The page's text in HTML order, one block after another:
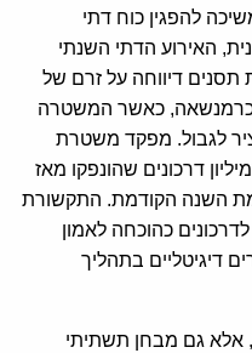
להפגין כוח דתי
האירוע הדתי השנתי
תסנים דיווחה על זרם של
כרמנשאה, כאשר המשטרה
לגבול. מפקד משטרת
דרכונים שהונפקו מאז
עלייה של 30% לעומת השנה הקודמת. התקשורת
כהוכחה לאמון
דיגיטליים בתהליך
אלא גם מבחן תשתיתי